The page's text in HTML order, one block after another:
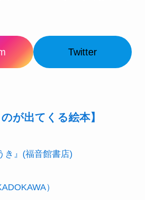
Twitter
が出てくる絵本】
き』(福音館書店)
）